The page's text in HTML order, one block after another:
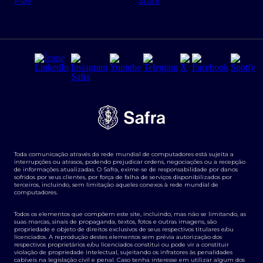
Regras e Parâmetros de Atuação Banco Safra
Segurança da Informação
Tarifas e serviços Pessoa Física
Transparência de remuneração
Termos e Condições para Portabilidade de Investimento
Derivativos
Agronegócios
Toda comunicação através da rede mundial de computadores está sujeita a
interrupções ou atrasos, podendo prejudicar ordens, negociações ou a recepção
de informações atualizadas. O Safra, exime-se de responsabilidade por danos
sofridos por seus clientes, por força de falha de serviços disponibilizados por
terceiros, incluindo, sem limitação aqueles conexos à rede mundial de
computadores.
Todos os elementos que compõem este site, incluindo, mas não se limitando, as
suas marcas, sinais de propaganda, textos, fotos e outras imagens, são
propriedade e objeto de direitos exclusivos de seus respectivos titulares e/ou
licenciados. A reprodução destes elementos sem prévia autorização dos
respectivos proprietários e/ou licenciados constitui ou pode vir a constituir
violação de propriedade intelectual, sujeitando os infratores às penalidades
cabíveis na legislação civil e penal. Caso tenha interesse em utilizar algum dos